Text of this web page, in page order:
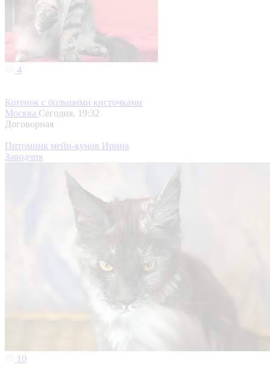
4
Котенок с большими кисточками
Москва Сегодня, 19:32
Договорная
Питомник мейн-кунов Ирина
Заводчик
10